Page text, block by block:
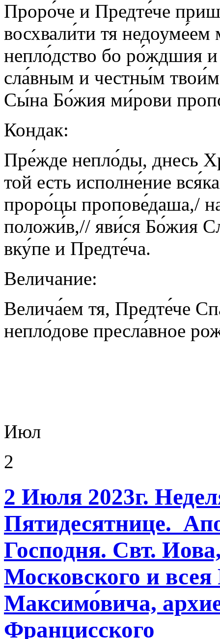
Проро́че и Предте́че
восхвали́ти тя
непло́дство бо ро́ждшия и
сла́вным и честны́м
Сы́на Бо́жия ми́рови
Кондак:
Пре́жде непло́ды, днесь
той есть исполне́ние
проро́цы пропове́даша,/
положи́в,// яви́ся Бо́жия
вку́пе и Предте́ча.
Величание:
Велича́ем тя, Предте́че
непло́дове пресла́вное
Июл
2
2 Июля 2023г.
Пятидесятнице.
Господня. Свт.
Московского и
Максимо́вича,
Францисского